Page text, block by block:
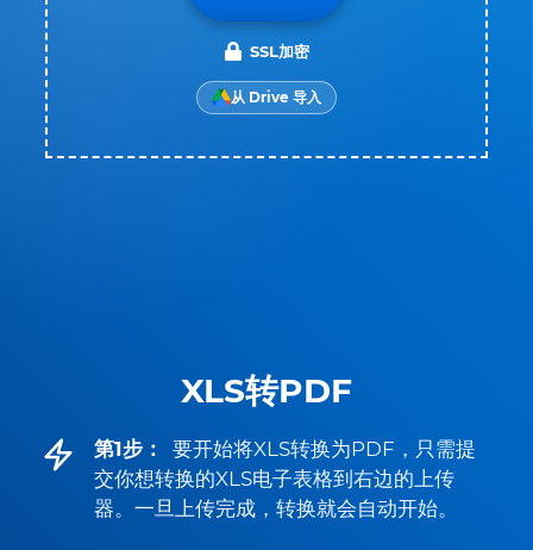
XLS转PDF
第1步：
要开始将XLS转换为PDF，只需提
交你想转换的XLS电子表格到右边的上传
器。一旦上传完成，转换就会自动开始。
SSL加密
从 Drive 导入